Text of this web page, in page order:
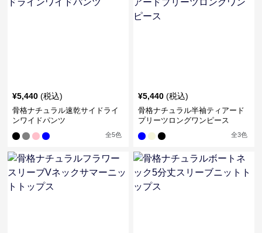
¥5,440 (税込)
骨格ナチュラル速乾サイドライ
ンワイドパンツ
全5色
¥5,440 (税込)
骨格ナチュラル半袖ティアード
プリーツロングワンピース
全3色